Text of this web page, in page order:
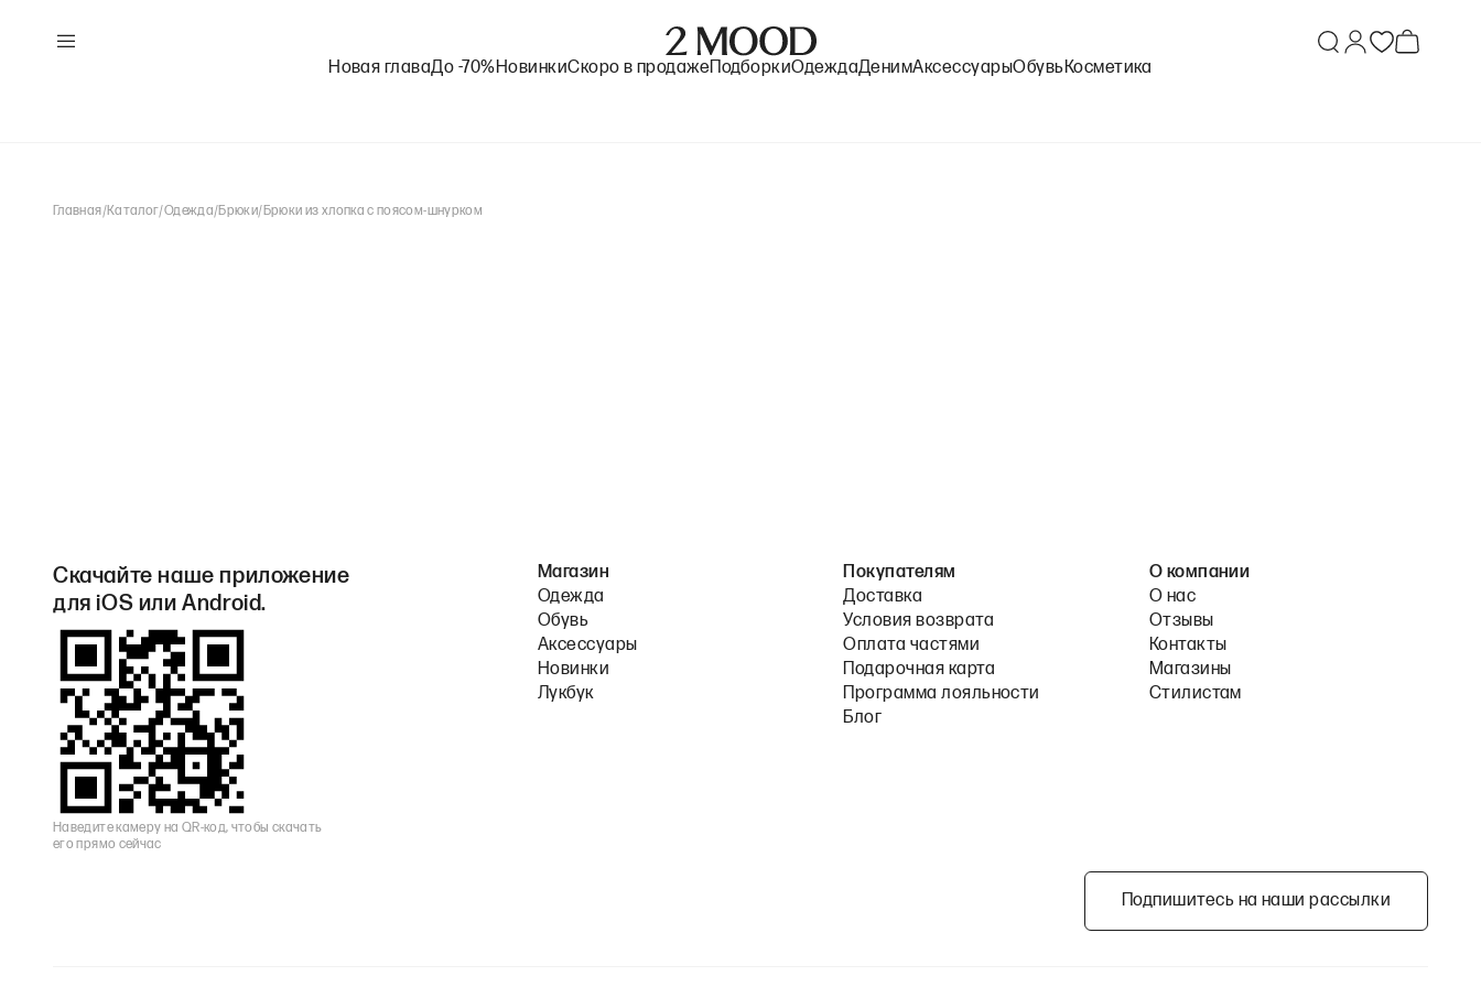
Новая главаДо -70%НовинкиСкоро в продаже ПодборкиОдеждаДенимАксессуарыОбувь Косметика
Главная/Каталог/Одежда/Брюки/ Брюки из хлопка с поясом-шнурком
Скачайте наше приложение
для iOS или Android.
Наведите камеру на QR-код, чтобы скачать
его прямо сейчас
Магазин
Одежда
Обувь
Аксессуары
Новинки
Лукбук
Покупателям
Доставка
Условия возврата
Оплата частями
Подарочная карта
Программа лояльности
Блог
О компании
О нас
Отзывы
Контакты
Магазины
Стилистам
Подпишитесь на наши рассылки